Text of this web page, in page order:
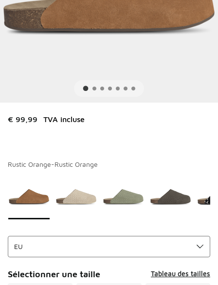
€ 99,99 TVA incluse
Rustic Orange-Rustic Orange
Sélectionner une taille Tableau des tailles